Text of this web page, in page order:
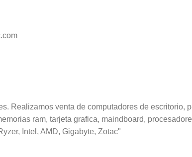
Realizamos venta de computadores de
ram, tarjeta grafica, maindboard,
Intel, AMD, Gigabyte, Zotac"